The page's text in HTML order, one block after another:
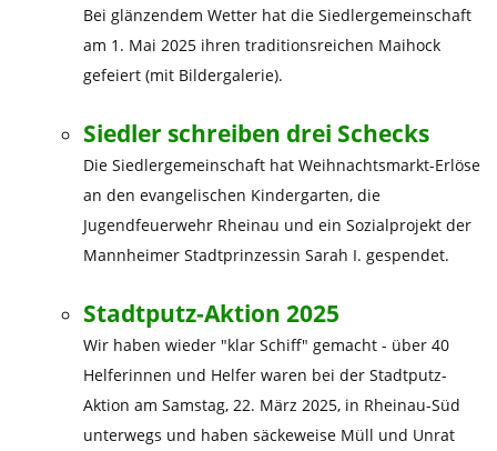
Bei glänzendem Wetter hat die Siedlergemeinschaft
am 1. Mai 2025 ihren traditionsreichen Maihock
gefeiert (mit Bildergalerie).
Siedler schreiben drei Schecks
Die Siedlergemeinschaft hat Weihnachtsmarkt-Erlöse
an den evangelischen Kindergarten, die
Jugendfeuerwehr Rheinau und ein Sozialprojekt der
Mannheimer Stadtprinzessin Sarah I. gespendet.
Stadtputz-Aktion 2025
Wir haben wieder "klar Schiff" gemacht - über 40
Helferinnen und Helfer waren bei der Stadtputz-
Aktion am Samstag, 22. März 2025, in Rheinau-Süd
unterwegs und haben säckeweise Müll und Unrat